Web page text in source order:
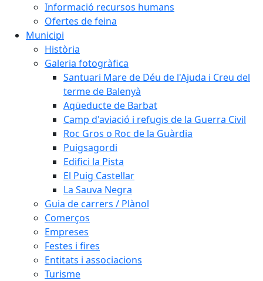
Informació recursos humans
Ofertes de feina
Municipi
Història
Galeria fotogràfica
Santuari Mare de Déu de l'Ajuda i Creu del
terme de Balenyà
Aqüeducte de Barbat
Camp d'aviació i refugis de la Guerra Civil
Roc Gros o Roc de la Guàrdia
Puigsagordi
Edifici la Pista
El Puig Castellar
La Sauva Negra
Guia de carrers / Plànol
Comerços
Empreses
Festes i fires
Entitats i associacions
Turisme